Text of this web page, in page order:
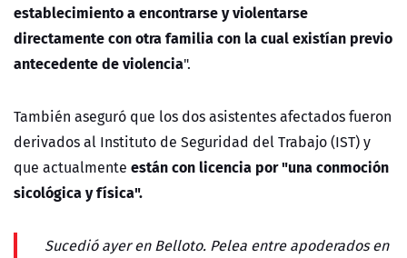
establecimiento a encontrarse y violentarse
directamente con otra familia con la cual existían previo
antecedente de violencia".
También aseguró que los dos asistentes afectados fueron
derivados al Instituto de Seguridad del Trabajo (IST) y
que actualmente están con licencia por "una conmoción
sicológica y física".
Sucedió ayer en Belloto. Pelea entre apoderados en